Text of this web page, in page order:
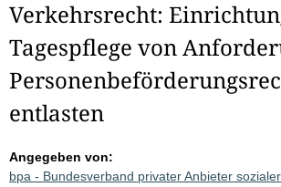
Verkehrsrecht:
Tagespflege von
entlasten
Angegeben von:
bpa - Bundesverband privater Anbieter